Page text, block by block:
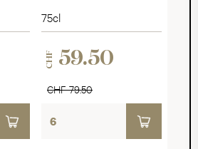
2023
75cl
CHF 59.50
CHF 79.50